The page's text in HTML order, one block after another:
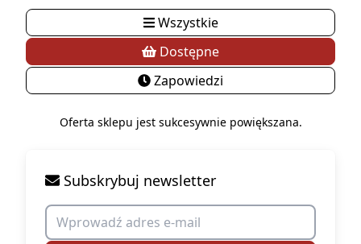
Wszystkie
Dostępne
Zapowiedzi
Oferta sklepu jest sukcesywnie powiększana.
Subskrybuj newsletter